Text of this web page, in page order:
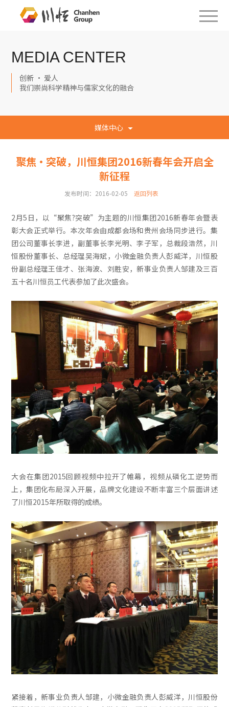
MEDIA CENTER
创新 · 爱人
我们崇尚科学精神与儒家文化的融合
媒体中心
聚焦·突破，川恒集团2016新春年会开启全
新征程
发布时间：2016-02-05 返回列表
2月5日，以“聚焦?突破”为主题的川恒集团2016新春年会暨表
彰大会正式举行。本次年会由成都会场和贵州会场同步进行。集
团公司董事长李进，副董事长李光明、李子军，总裁段浩然，川
恒股份董事长、总经理吴海斌，小微金融负责人彭威洋，川恒股
份副总经理王佳才、张海波、刘胜安，新事业负责人邹建及三百
五十名川恒员工代表参加了此次盛会。
大会在集团2015回顾视频中拉开了帷幕，视频从磷化工逆势而
上，集团化布局深入开展，品牌文化建设不断丰富三个层面讲述
了川恒2015年所取得的成绩。
紧接着，新事业负责人邹建，小微金融负责人彭威洋，川恒股份